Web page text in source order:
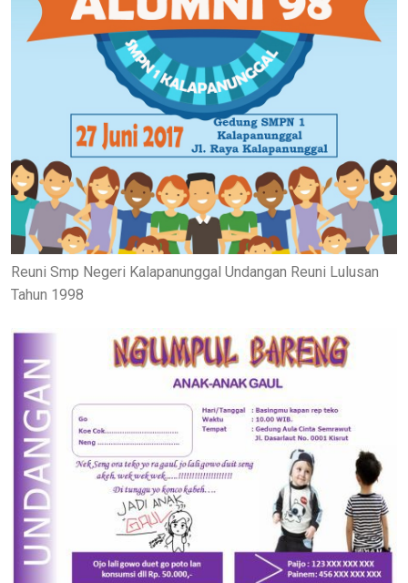
Reuni Smp Negeri Kalapanunggal Undangan Reuni Lulusan
Tahun 1998